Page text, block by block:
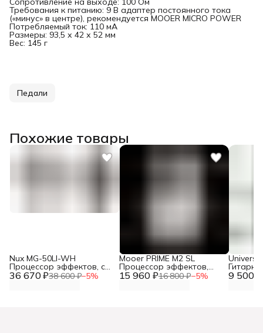
Требования к питанию: 9 В адаптер постоянного тока
(«минус» в центре), рекомендуется MOOER MICRO POWER
Потребляемый ток: 110 мА
Размеры: 93,5 х 42 х 52 мм
Вес: 145 г
Педали
Похожие товары
36 670 ₽38 600 ₽−5%
Nux MG-50LI-WH
Процессор эффектов, с
аккамулятором, белый 15 960 ₽16 800 ₽−5%
Mooer PRIME M2 SL
Процессор эффектов,
портативный 9 500 ₽